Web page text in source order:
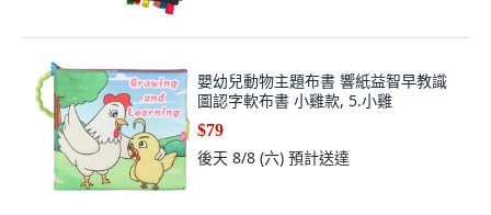
嬰幼兒動物主題布書 響紙益智早教識
圖認字軟布書 小雞款, 5.小雞
$79
後天 8/8 (六) 預計送達